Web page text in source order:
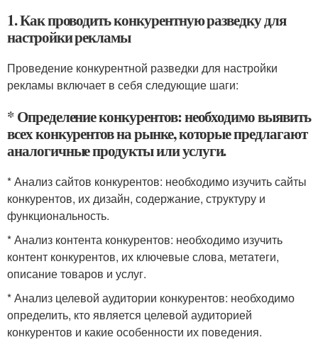
1. Как проводить конкурентную разведку для
настройки рекламы
Проведение конкурентной разведки для настройки
рекламы включает в себя следующие шаги:
* Определение конкурентов: необходимо выявить
всех конкурентов на рынке, которые предлагают
аналогичные продукты или услуги.
* Анализ сайтов конкурентов: необходимо изучить сайты
конкурентов, их дизайн, содержание, структуру и
функциональность.
* Анализ контента конкурентов: необходимо изучить
контент конкурентов, их ключевые слова, метатеги,
описание товаров и услуг.
* Анализ целевой аудитории конкурентов: необходимо
определить, кто является целевой аудиторией
конкурентов и какие особенности их поведения.